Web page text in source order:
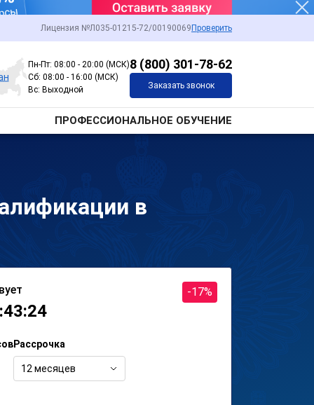
Лицензия №Л035-01215-72/00190069 Проверить
Пн-Пт: 08:00 - 20:00 (МСК)
Сб: 08:00 - 16:00 (МСК)
Вс: Выходной
8 (800) 301-78-62
Заказать звонок
ПРОФЕССИОНАЛЬНОЕ ОБУЧЕНИЕ
в
-17%
Рассрочка
12 месяцев